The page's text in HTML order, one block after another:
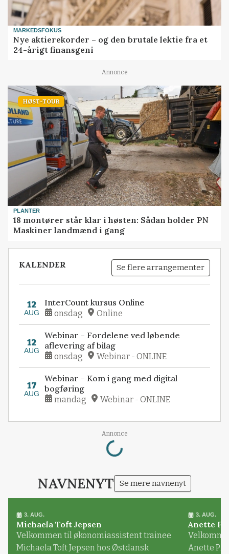
MARKEDSFOKUS
Nye aktierekorder – og den brutale lektie fra et
24-årigt finansgeni
Annonce
HØST-TOUR
PLANTER
18 montører står klar i høsten: Sådan holder PN
Maskiner landmænd i gang
KALENDER Se flere arrangementer
12
AUG
InterCount kursus Online
onsdag Online
12
AUG
Webinar – Fordelene ved løbende
aflevering af bilag
onsdag Webinar - ONLINE
17
AUG
Webinar – Kom i gang med digital
bogføring
mandag Webinar - ONLINE
Annonce
Loading...
NAVNENYT Se mere navnenyt
3. AUG.
Michaela Toft Jepsen
Velkommen til økonomiassistent trainee
Michaela Toft Jepsen hos Østdansk
3. AUG.
Anette
Anette